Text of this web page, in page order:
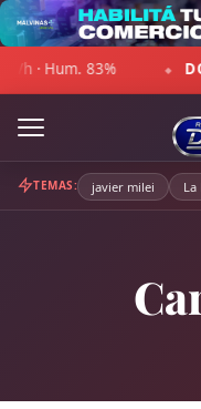
Skip
to
content
DÓLAR OFICIAL:
TEMAS: javier milei La